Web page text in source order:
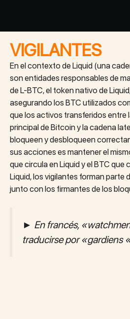
VIGILANTES
En el contexto de Liquid (una
son entidades responsables de
de L-BTC, el token nativo de
asegurando los BTC utilizados
que los activos transferidos entre
principal de Bitcoin y la cadena
bloqueen y desbloqueen
sus acciones es mantener el
que circula en Liquid y el BTC que
Liquid, los vigilantes forman parte
junto con los firmantes de los
► En francés,
traducirse por «gardiens